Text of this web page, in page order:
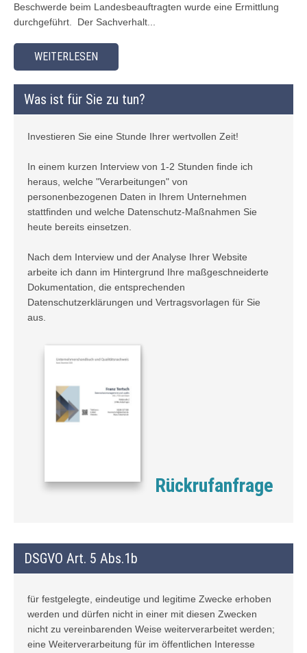
Beschwerde beim Landesbeauftragten wurde eine Ermittlung
durchgeführt. Der Sachverhalt...
WEITERLESEN
Was ist für Sie zu tun?
Investieren Sie eine Stunde Ihrer wertvollen Zeit!
In einem kurzen Interview von 1-2 Stunden finde ich
heraus, welche "Verarbeitungen" von
personenbezogenen Daten in Ihrem Unternehmen
stattfinden und welche Datenschutz-Maßnahmen Sie
heute bereits einsetzen.
Nach dem Interview und der Analyse Ihrer Website
arbeite ich dann im Hintergrund Ihre maßgeschneiderte
Dokumentation, die entsprechenden
Datenschutzerklärungen und Vertragsvorlagen für Sie
aus.
Rückrufanfrage
DSGVO Art. 5 Abs.1b
für festgelegte, eindeutige und legitime Zwecke erhoben
werden und dürfen nicht in einer mit diesen Zwecken
nicht zu vereinbarenden Weise weiterverarbeitet werden;
eine Weiterverarbeitung für im öffentlichen Interesse